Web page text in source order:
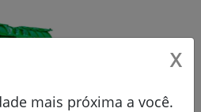
X
mais próxima a você.